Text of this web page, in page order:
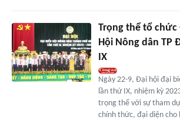
Trọng thể tổ
Hội Nông dân TP
IX
Ngày 22-9, Đại hội đại
lần thứ IX, nhiệm kỳ
trọng thể với sự tham
chính thức, đại diện cho